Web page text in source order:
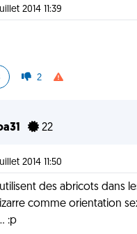
2014 11:39
2
22
2014 11:50
des abricots dans
comme orientation
:p